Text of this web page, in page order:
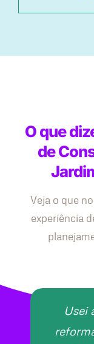
O que
de
Veja o que
experiência
Usei